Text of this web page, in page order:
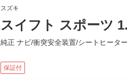
スズキ
スイフト スポーツ
純正 ナビ/衝突安全装置/シートヒータ
保証付